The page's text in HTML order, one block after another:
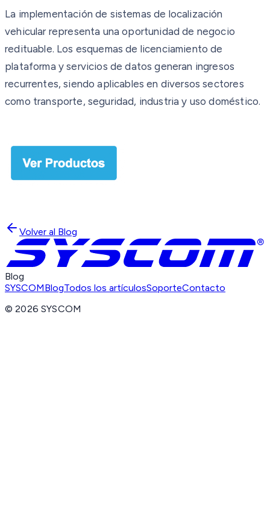
La implementación de sistemas de localización
vehicular representa una oportunidad de negocio
redituable. Los esquemas de licenciamiento de
plataforma y servicios de datos generan ingresos
recurrentes, siendo aplicables en diversos sectores
como transporte, seguridad, industria y uso doméstico.
Volver al Blog
Blog
SYSCOMBlogTodos los artículosSoporteContacto
©2026 SYSCOM